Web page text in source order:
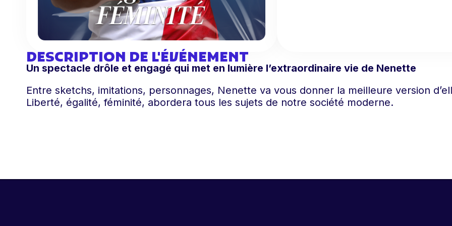
DESCRIPTION DE L'ÉVÉNEMENT
Un spectacle drôle et engagé qui met en lumière l’extraordinaire vie de Nenette
Entre sketchs, imitations, personnages, Nenette va vous donner la meilleure version
Liberté, égalité, féminité, abordera tous les sujets de notre société moderne.